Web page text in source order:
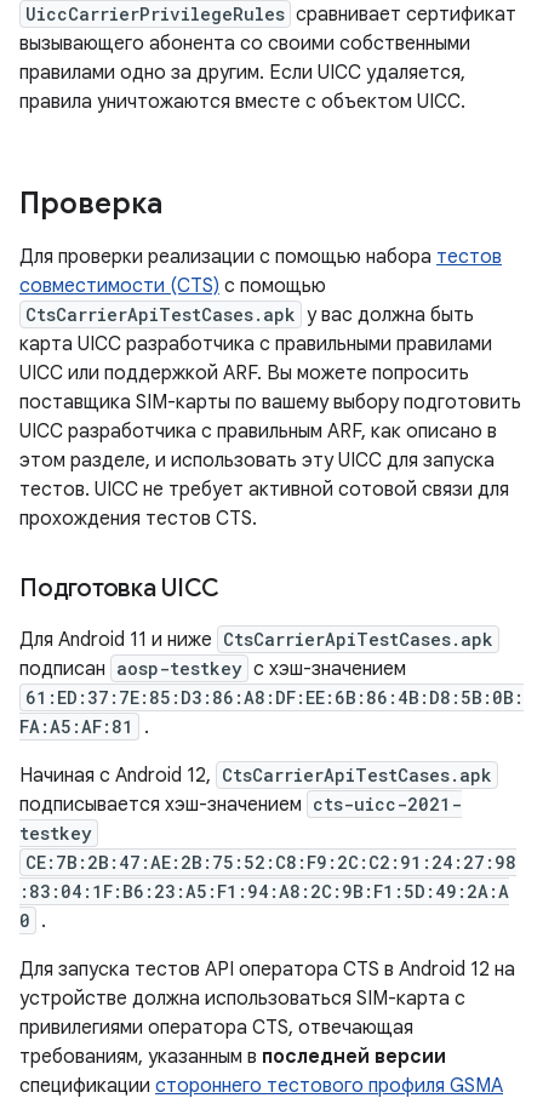
UiccCarrierPrivilegeRules сравнивает сертификат
вызывающего абонента со своими собственными
правилами одно за другим. Если UICC удаляется,
правила уничтожаются вместе с объектом UICC.
Проверка
Для проверки реализации с помощью набора тестов
совместимости (CTS) с помощью
CtsCarrierApiTestCases.apk у вас должна быть
карта UICC разработчика с правильными правилами
UICC или поддержкой ARF. Вы можете попросить
поставщика SIM-карты по вашему выбору подготовить
UICC разработчика с правильным ARF, как описано в
этом разделе, и использовать эту UICC для запуска
тестов. UICC не требует активной сотовой связи для
прохождения тестов CTS.
Подготовка UICC
Для Android 11 и ниже CtsCarrierApiTestCases.apk
подписан aosp-testkey с хэш-значением
61:ED:37:7E:85:D3:86:A8:DF:EE:6B:86:4B:D8:5B:0B:
FA:A5:AF:81
.
Начиная с Android 12, CtsCarrierApiTestCases.apk
подписывается хэш-значением cts-uicc-2021-
testkey
CE:7B:2B:47:AE:2B:75:52:C8:F9:2C:C2:91:24:27:98
:83:04:1F:B6:23:A5:F1:94:A8:2C:9B:F1:5D:49:2A:A
0 .
Для запуска тестов API оператора CTS в Android 12 на
устройстве должна использоваться SIM-карта с
привилегиями оператора CTS, отвечающая
требованиям, указанным в последней версии
спецификации стороннего тестового профиля GSMA